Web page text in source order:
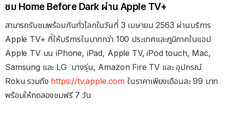
ชม Home Before Dark ผ่าน Apple TV+
สามารถรับชมพร้อมกันทั่วโลกในวันที่ ​3 เมษายน 2563 ผ่านบริการ
Apple TV+ ที่ให้บริการในมากกว่า 100 ประเทศและภูมิภาคในแอป
Apple TV บน iPhone, iPad, Apple TV, iPod touch, Mac,
Samsung และ LG บางรุ่น, Amazon Fire TV และ อุปกรณ์
Roku รวมถึง https://tv.apple.com ในราคาเพียงเดือนละ 99 บาท
พร้อมให้ทดลองชมฟรี 7 วัน